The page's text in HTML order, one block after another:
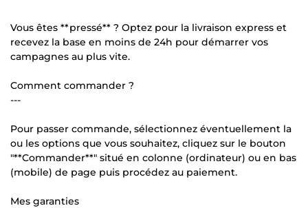
Vous êtes **pressé** ? Optez pour la livraison express et
recevez la base en moins de 24h pour démarrer vos
campagnes au plus vite.
Comment commander ?
---
Pour passer commande, sélectionnez éventuellement la
ou les options que vous souhaitez, cliquez sur le bouton
"**Commander**" situé en colonne (ordinateur) ou en bas
(mobile) de page puis procédez au paiement.
Mes garanties